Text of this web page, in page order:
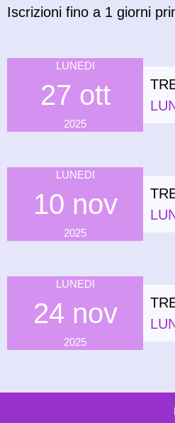
Iscrizioni fino a 1 giorni
LUNEDI
27 ott
2025
LUNEDI
10 nov
2025
LUNEDI
24 nov
2025